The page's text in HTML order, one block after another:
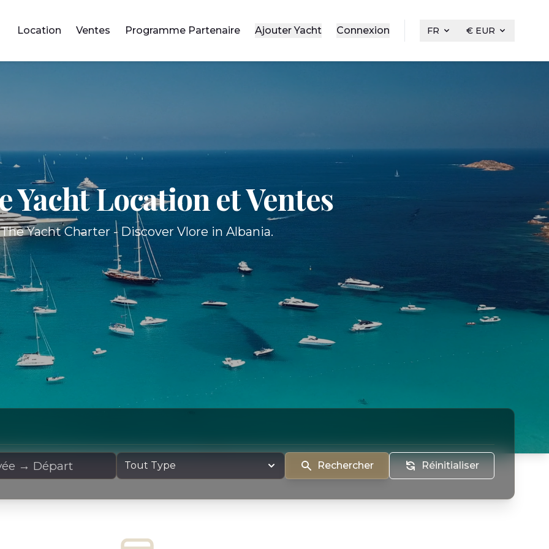
Location Ventes Programme Partenaire Ajouter Yacht Connexion FR € EUR
YachtLocation et Ventes
The Yacht Charter - Discover Vlore in Albania.
Type de yacht
Rechercher Réinitialiser